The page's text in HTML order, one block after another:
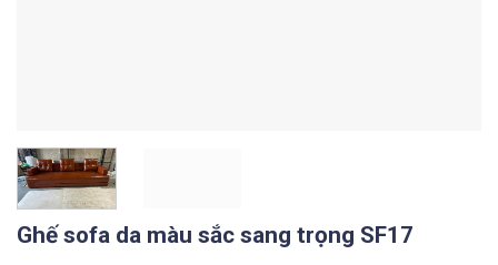
Ghế sofa da màu sắc sang trọng SF17